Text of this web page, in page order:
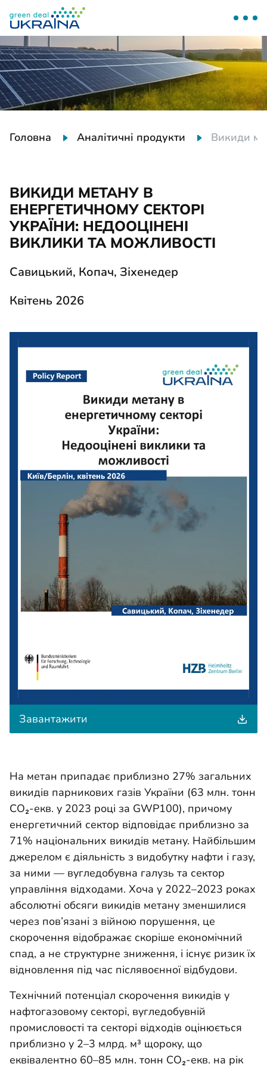
Головна Аналітичні продукти Викиди
ВИКИДИ МЕТАНУ В
ЕНЕРГЕТИЧНОМУ СЕКТОРІ
УКРАЇНИ: НЕДООЦІНЕНІ
ВИКЛИКИ ТА МОЖЛИВОСТІ
Савицький, Копач, Зіхенедер
Квітень 2026
Завантажити
е
н
т
На метан припадає приблизно 27% загальних
викидів парникових газів України (63 млн. тонн
CO₂-екв. у 2023 році за GWP100), причому
енергетичний сектор відповідає приблизно за
71% національних викидів метану. Найбільшим
джерелом є діяльність з видобутку нафти і газу,
за ними — вугледобувна галузь та сектор
управління відходами. Хоча у 2022–2023 роках
абсолютні обсяги викидів метану зменшилися
через пов’язані з війною порушення, це
скорочення відображає скоріше економічний
спад, а не структурне зниження, і існує ризик їх
відновлення під час післявоєнної відбудови.
Технічний потенціал скорочення викидів у
нафтогазовому секторі, вугледобувній
промисловості та секторі відходів оцінюється
приблизно у 2–3 млрд. м³ щороку, що
еквівалентно 60–85 млн. тонн CO₂-екв. на рік